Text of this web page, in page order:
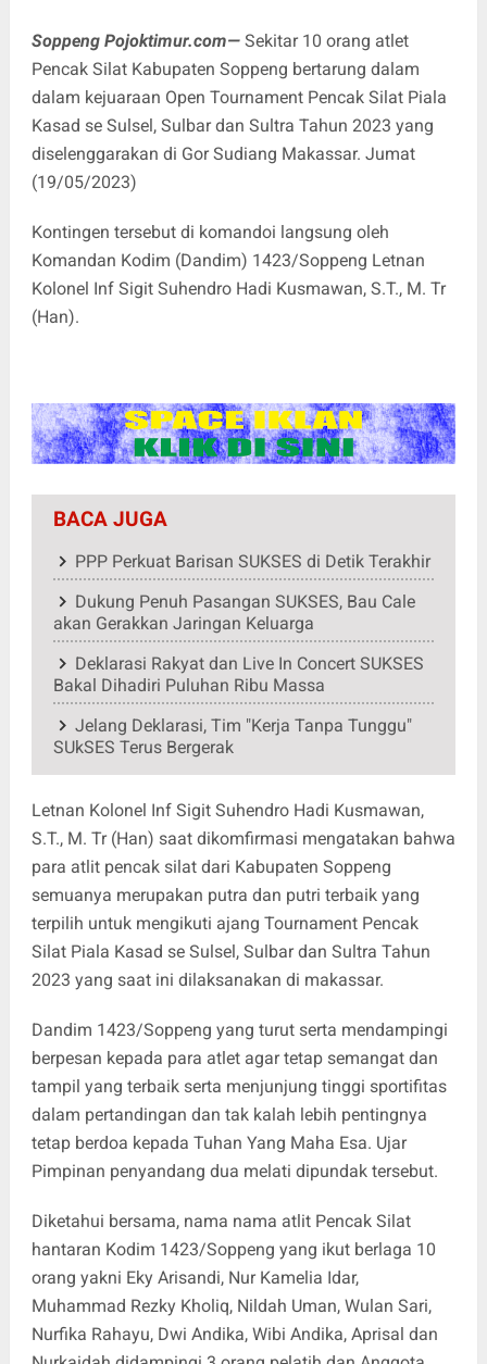
Soppeng Pojoktimur.com—Sekitar 10 orang atlet
Pencak Silat Kabupaten Soppeng bertarung dalam
dalam kejuaraan Open Tournament Pencak Silat Piala
Kasad se Sulsel, Sulbar dan Sultra Tahun 2023 yang
diselenggarakan di Gor Sudiang Makassar. Jumat
(19/05/2023)
Kontingen tersebut di komandoi langsung oleh
Komandan Kodim (Dandim) 1423/Soppeng Letnan
Kolonel Inf Sigit Suhendro Hadi Kusmawan, S.T., M. Tr
(Han).
BACA JUGA
PPP Perkuat Barisan SUKSES di Detik Terakhir
Dukung Penuh Pasangan SUKSES, Bau Cale
akan Gerakkan Jaringan Keluarga
Deklarasi Rakyat dan Live In Concert SUKSES
Bakal Dihadiri Puluhan Ribu Massa
Jelang Deklarasi, Tim "Kerja Tanpa Tunggu"
SUkSES Terus Bergerak
Letnan Kolonel Inf Sigit Suhendro Hadi Kusmawan,
S.T., M. Tr (Han) saat dikomfirmasi mengatakan bahwa
para atlit pencak silat dari Kabupaten Soppeng
semuanya merupakan putra dan putri terbaik yang
terpilih untuk mengikuti ajang Tournament Pencak
Silat Piala Kasad se Sulsel, Sulbar dan Sultra Tahun
2023 yang saat ini dilaksanakan di makassar.
Dandim 1423/Soppeng yang turut serta mendampingi
berpesan kepada para atlet agar tetap semangat dan
tampil yang terbaik serta menjunjung tinggi sportifitas
dalam pertandingan dan tak kalah lebih pentingnya
tetap berdoa kepada Tuhan Yang Maha Esa. Ujar
Pimpinan penyandang dua melati dipundak tersebut.
Diketahui bersama, nama nama atlit Pencak Silat
hantaran Kodim 1423/Soppeng yang ikut berlaga 10
orang yakni Eky Arisandi, Nur Kamelia Idar,
Muhammad Rezky Kholiq, Nildah Uman, Wulan Sari,
Nurfika Rahayu, Dwi Andika, Wibi Andika, Aprisal dan